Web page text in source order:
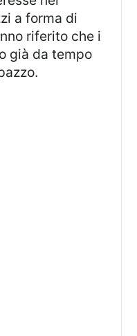
a forma di
riferito che i
già da tempo